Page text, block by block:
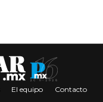
El equipo
Contacto